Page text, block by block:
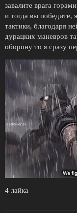
завалите врага
и тогда вы победите,
тактики, благодаря
дурацких маневров
оборону то я сразу
4 лайка